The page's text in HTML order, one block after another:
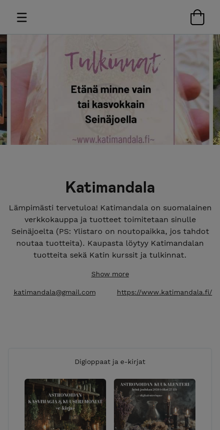
Katimandala
Lämpimästi tervetuloa! Katimandala on suomalainen
verkkokauppa ja tuotteet toimitetaan sinulle
Seinäjoelta (PS: Ylistaro on noutopaikka, jos tahdot
noutaa tuotteita). Kaupasta löytyy Katimandalan
tuotteita sekä Katin kurssit ja tulkinnat.
Visa- ja Mastercard-luottokortit.
Toimitusvaihtoehdot: pääasiassa postitse, mutta
Show more
katimandala@gmail.com https://www.katimandala.fi/
Digioppaat ja e-kirjat